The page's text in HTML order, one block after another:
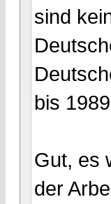
sind
bis
Gut, es
der